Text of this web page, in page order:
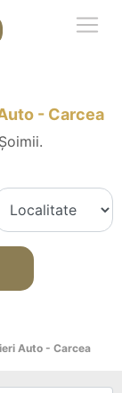
- Carcea
Auto - Carcea